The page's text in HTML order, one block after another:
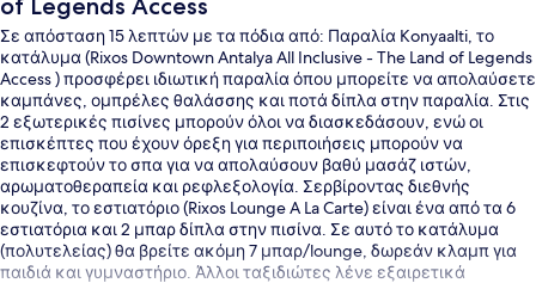
Σε απόσταση 15 λεπτών με τα πόδια από: Παραλία Konyaalti, το
κατάλυμα (Rixos Downtown Antalya All Inclusive - The Land of Legends
Access ) προσφέρει ιδιωτική παραλία όπου μπορείτε να απολαύσετε
καμπάνες, ομπρέλες θαλάσσης και ποτά δίπλα στην παραλία. Στις
2 εξωτερικές πισίνες μπορούν όλοι να διασκεδάσουν, ενώ οι
επισκέπτες που έχουν όρεξη για περιποιήσεις μπορούν να
επισκεφτούν το σπα για να απολαύσουν βαθύ μασάζ ιστών,
αρωματοθεραπεία και ρεφλεξολογία. Σερβίροντας διεθνής
κουζίνα, το εστιατόριο (Rixos Lounge A La Carte) είναι ένα από τα 6
εστιατόρια και 2 μπαρ δίπλα στην πισίνα. Σε αυτό το κατάλυμα
(πολυτελείας) θα βρείτε ακόμη 7 μπαρ/lounge, δωρεάν κλαμπ για
παιδιά και γυμναστήριο. Άλλοι ταξιδιώτες λένε εξαιρετικά